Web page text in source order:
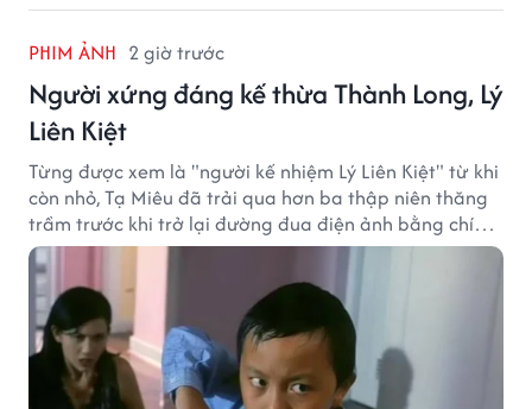
PHIM ẢNH 2 giờ trước
Người xứng đáng kế thừa Thành Long, Lý
Liên Kiệt
Từng được xem là "người kế nhiệm Lý Liên Kiệt" từ khi
còn nhỏ, Tạ Miêu đã trải qua hơn ba thập niên thăng
trầm trước khi trở lại đường đua điện ảnh bằng chính
sở trường võ thuật.